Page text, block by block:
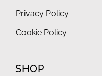
Privacy Policy
Cookie Policy
SHOP